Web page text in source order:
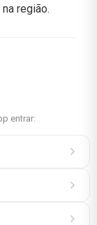
região.
entrar: